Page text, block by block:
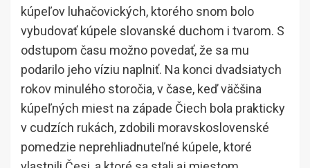
kúpeľov luhačovických, ktorého snom bolo
vybudovať kúpele slovanské duchom i tvarom. S
odstupom času možno povedať, že sa mu
podarilo jeho víziu naplniť. Na konci dvadsiatych
rokov minulého storočia, v čase, keď väčšina
kúpeľných miest na západe Čiech bola prakticky
v cudzích rukách, zdobili moravskoslovenské
pomedzie neprehliadnuteľné kúpele, ktoré